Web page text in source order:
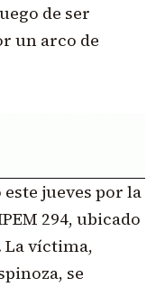
de ser
un arco de
jueves por la
294, ubicado
La víctima,
se